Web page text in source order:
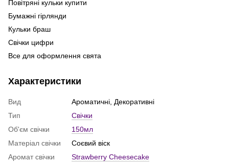
Повітряні кульки купити
Бумажні гірлянди
Кульки браш
Свічки цифри
Все для оформлення свята
Свічка з таємним посланням
Купити фольговані цифри
Кульки для чоловіків
Повітряні кульки оболонь
Фотозона із кульок
Характеристики
Вид
Ароматичні, Декоративні
Тип
Свічки
Об'єм свічки
150мл
Матеріал свічки
Соєвий віск
Аромат свічки
Strawberry Cheesecake